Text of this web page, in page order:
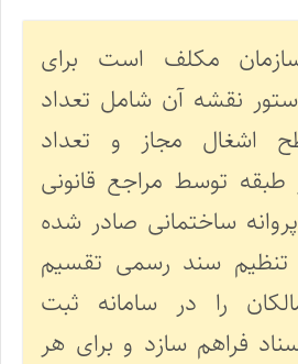
مکلف است برای
نقشه آن شامل تعداد
اشغال مجاز و تعداد
توسط مراجع قانونی
ساختمانی صادر شده
سند رسمی تقسیم
را در سامانه ثبت
فراهم سازد و برای هر